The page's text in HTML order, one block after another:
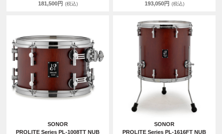
181,500円 (税込)
193,050円 (税込)
SONOR
PROLITE Series PL-1008TT NUB
SONOR
PROLITE Series PL-1616FT NUB